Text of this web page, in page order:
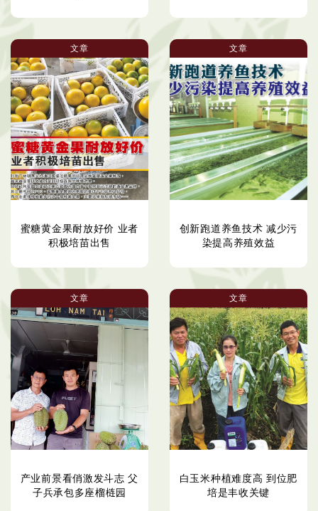
文章
蜜糖黄金果耐放好价 业者
积极培苗出售
文章
创新跑道养鱼技术 减少污
染提高养殖效益
文章
产业前景看俏激发斗志 父
子兵承包多座榴梿园
文章
白玉米种植难度高 到位肥
培是丰收关键